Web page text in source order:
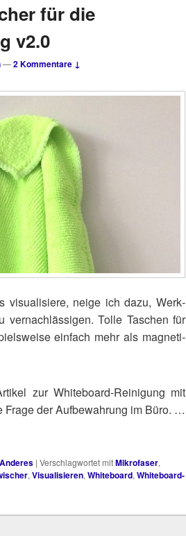
für die
v2.0
—2 Kommentare ↓
visua­li­sie­re, nei­ge ich dazu, Werk­
ver­nach­läs­si­gen. Tol­le Taschen für
ein­fach mehr als magne­ti­
zur White­board-Rei­ni­gung mit
Fra­ge der Auf­be­wah­rung im Büro. …
| Verschlagwortet mitMikrofaser,
,Visualisieren,Whiteboard,Whiteboard-